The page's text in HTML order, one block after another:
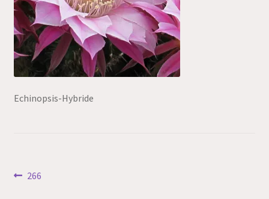
Echinopsis-Hybride
Beitragsnavigation
Vorheriger
266